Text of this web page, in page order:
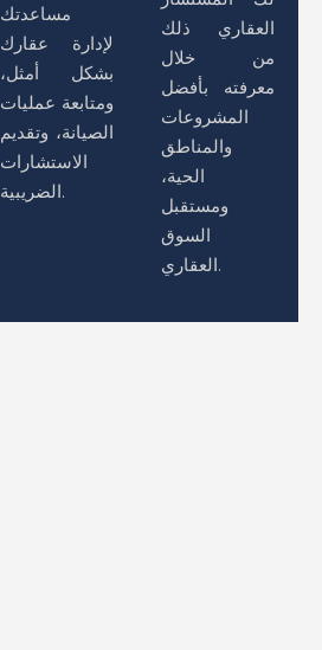
مساعدتك
لإدارة عقارك
بشكل أمثل،
ومتابعة عمليات
الصيانة، وتقديم
الاستشارات
الضريبية.
العقاري ذلك
من خلال
معرفته بأفضل
المشروعات
والمناطق
الحية،
ومستقبل
السوق
العقاري.